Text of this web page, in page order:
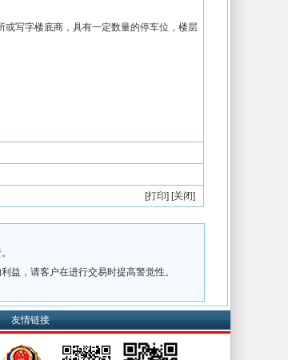
写字楼底商，具有一定数量的停车位，楼层
[打印] [关闭]
益，请客户在进行交易时提高警觉性。
友情链接